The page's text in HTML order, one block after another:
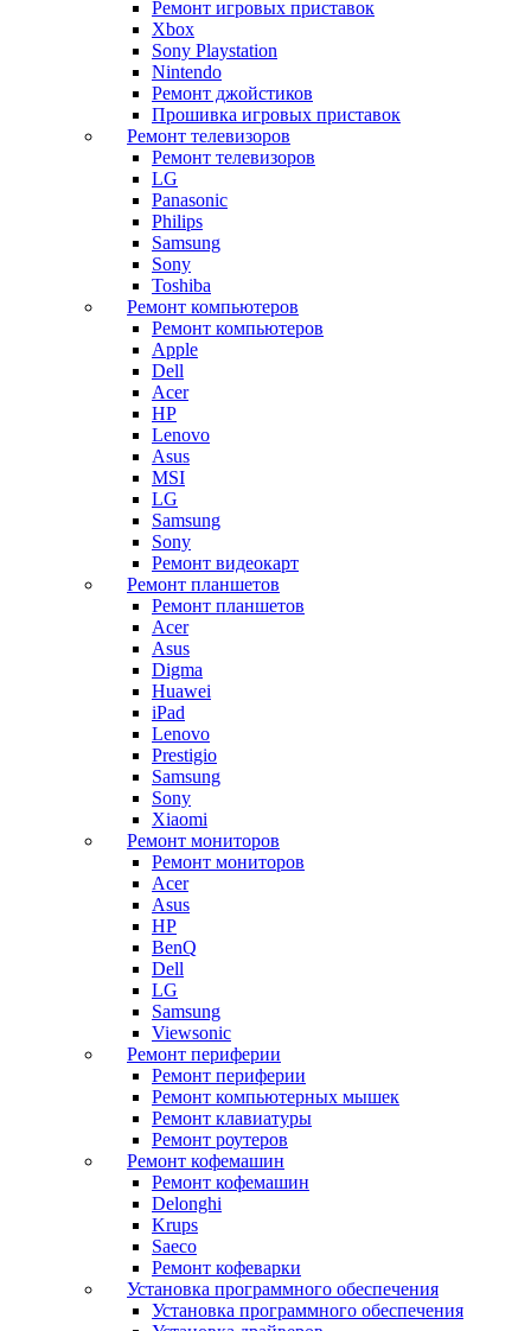
Ремонт игровых приставок
Xbox
Sony Playstation
Nintendo
Ремонт джойстиков
Прошивка игровых приставок
Ремонт телевизоров
Ремонт телевизоров
LG
Panasonic
Philips
Samsung
Sony
Toshiba
Ремонт компьютеров
Ремонт компьютеров
Apple
Dell
Acer
HP
Lenovo
Asus
MSI
LG
Samsung
Sony
Ремонт видеокарт
Ремонт планшетов
Ремонт планшетов
Acer
Asus
Digma
Huawei
iPad
Lenovo
Prestigio
Samsung
Sony
Xiaomi
Ремонт мониторов
Ремонт мониторов
Acer
Asus
HP
BenQ
Dell
LG
Samsung
Viewsonic
Ремонт периферии
Ремонт периферии
Ремонт компьютерных мышек
Ремонт клавиатуры
Ремонт роутеров
Ремонт кофемашин
Ремонт кофемашин
Delonghi
Krups
Saeco
Ремонт кофеварки
Установка программного обеспечения
Установка программного обеспечения